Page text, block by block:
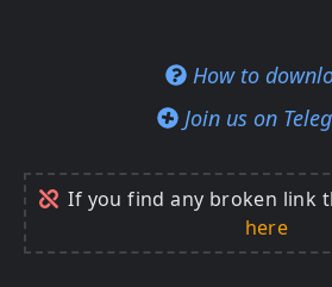
How to
Join us on
If you find any broken link
here